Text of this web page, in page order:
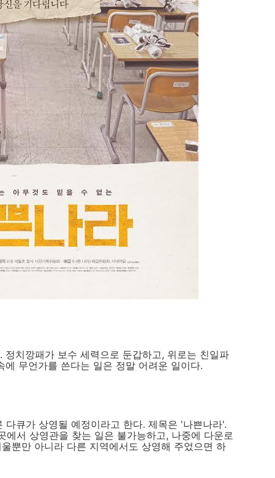
치깡패가 보수 세력으로 둔갑하고, 위로는 친일파
무언가를 쓴다는 일은 정말 어려운 일이다.
큐가 상영될 예정이라고 한다. 제목은 '나쁜나라'.
에서 상영관을 찾는 일은 불가능하고, 나중에 다운로
뿐만 아니라 다른 지역에서도 상영해 주었으면 하